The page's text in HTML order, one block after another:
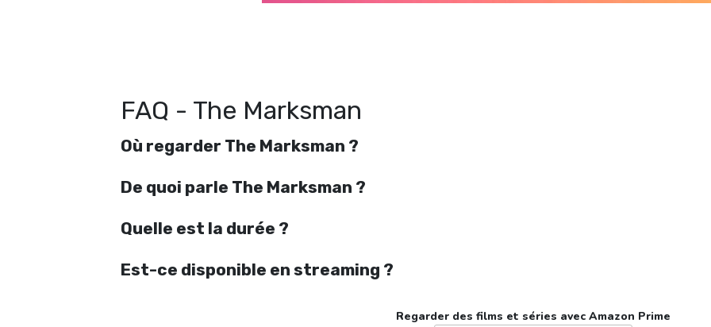
FAQ - The Marksman
Où regarder The Marksman ?
De quoi parle The Marksman ?
Quelle est la durée ?
Est-ce disponible en streaming ?
Regarder des films et séries avec Amazon Prime